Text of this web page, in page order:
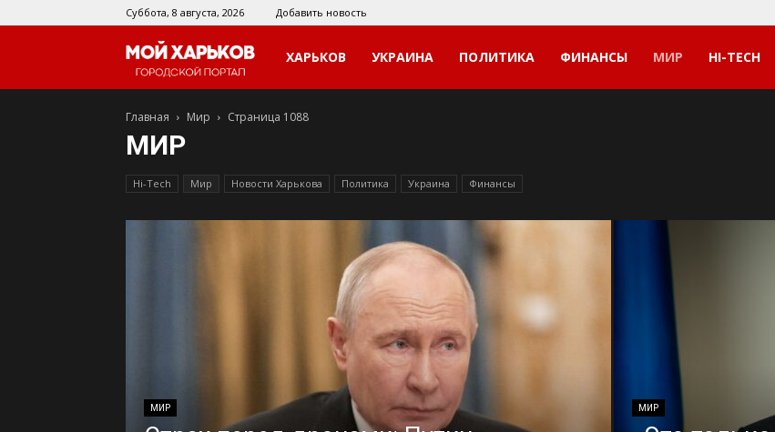
Суббота, 8 августа, 2026 Добавить новость
Мой
Харьков
ХАРЬКОВ УКРАИНА ПОЛИТИКА ФИНАНСЫ МИР HI-TECH
Главная Мир Страница 1088
МИР
Hi-Tech Мир Новости Харькова Политика Украина Финансы
МИР МИР